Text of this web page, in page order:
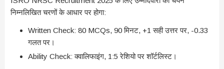
निम्नलिखित चरणों के आधार पर होगा:
Written Check: 80 MCQs, 90 मिनट, +1 सही उत्तर पर, -0.33
गलत पर।
Ability Check: क्वालिफाइंग, 1:5 रेशियो पर शॉर्टलिस्ट।